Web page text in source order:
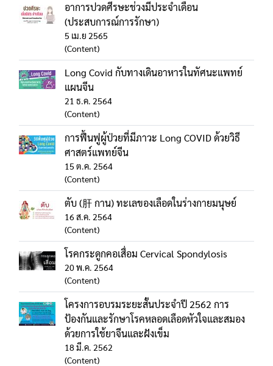
อาการปวดศีรษะช่วงมีประจำเดือน
(ประสบการณ์การรักษา)
5 เม.ย 2565
(Content)
Long Covid กับทางเดินอาหารในทัศนะแพทย์
แผนจีน
21 ธ.ค. 2564
(Content)
การฟื้นฟูผู้ป่วยที่มีภาวะ Long COVID ด้วยวิธี
ศาสตร์แพทย์จีน
15 ต.ค. 2564
(Content)
ตับ (肝 กาน) ทะเลของเลือดในร่างกายมนุษย์
16 ส.ค. 2564
(Content)
โรคกระดูกคอเสื่อม Cervical Spondylosis
20 พ.ค. 2564
(Content)
โครงการอบรมระยะสั้นประจำปี 2562 การ
ป้องกันและรักษาโรคหลอดเลือดหัวใจและสมอง
ด้วยการใช้ยาจีนและฝังเข็ม
18 มี.ค. 2562
(Content)